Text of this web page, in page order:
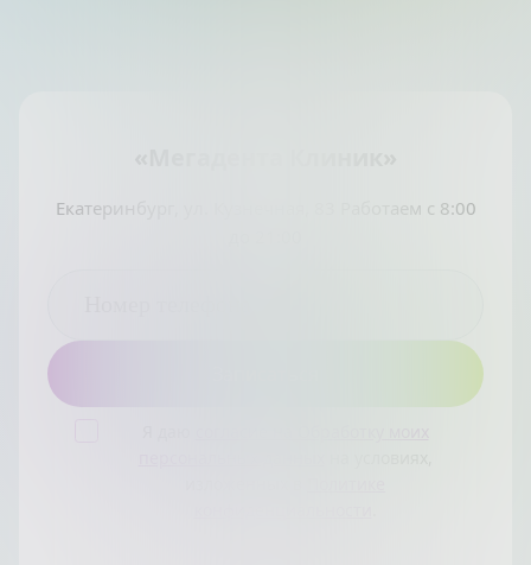
Екатеринбург, ул. Кузнечная, 83 Работаем с 8:00